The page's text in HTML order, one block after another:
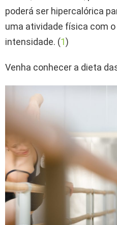
poderá ser hipercalórica
uma atividade física com
intensidade. (1)
Venha conhecer a dieta